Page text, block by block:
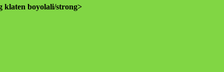
klaten boyolali/strong>